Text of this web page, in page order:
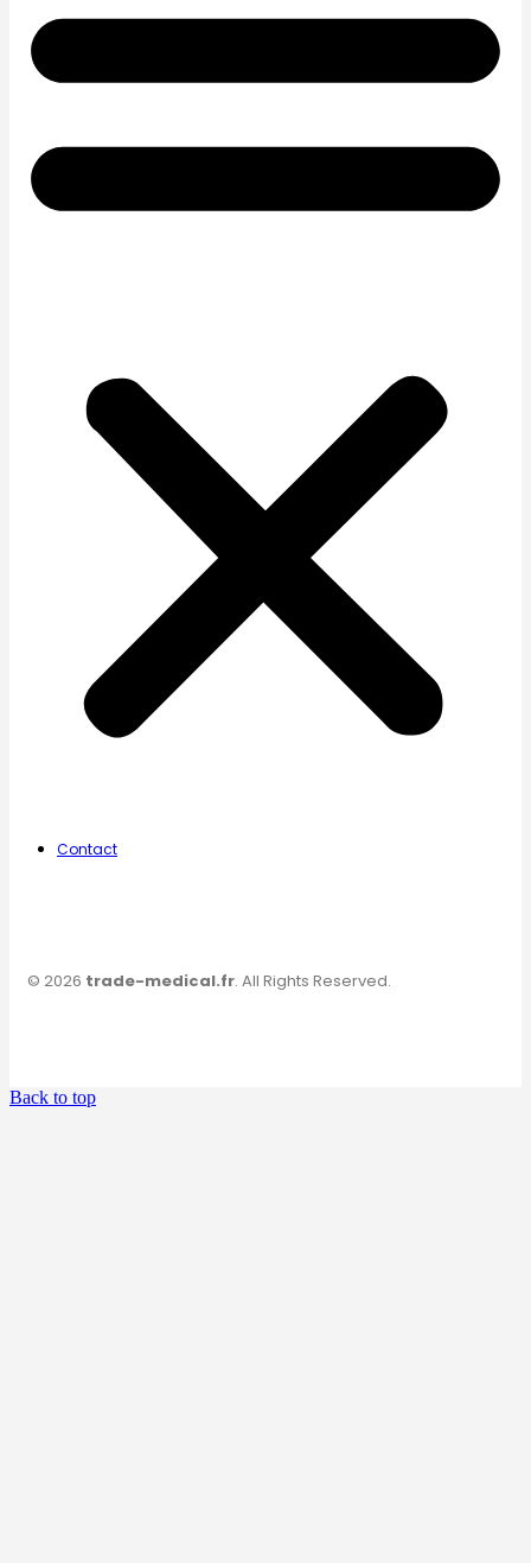
Contact
© 2026 trade-medical.fr. All Rights Reserved.
Back to top